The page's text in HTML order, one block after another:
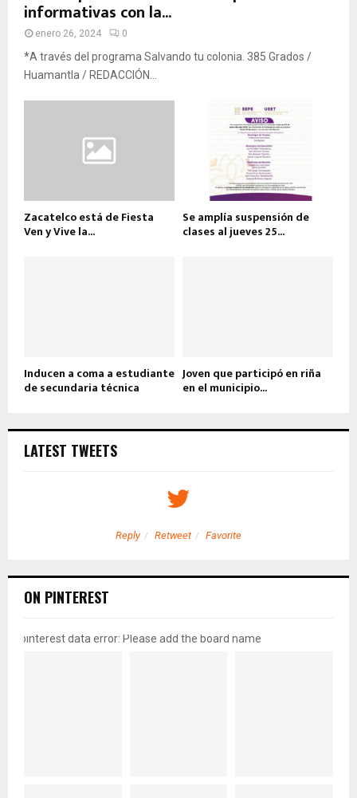
informativas con la...
enero 26, 2024 0
*A través del programa Salvando tu colonia. 385 Grados /
Huamantla / REDACCIÓN...
Zacatelco está de Fiesta
Ven y Vive la...
Se amplía suspensión de
clases al jueves 25...
Inducen a coma a estudiante
de secundaria técnica
Joven que participó en riña
en el municipio...
LATEST TWEETS
Reply Retweet Favorite
ON PINTEREST
pinterest data error: Please add the board name